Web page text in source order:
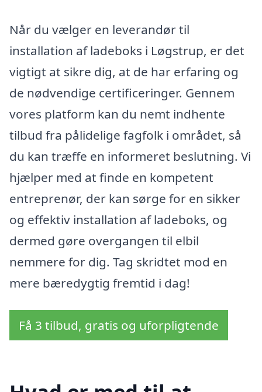
Når du vælger en leverandør til
installation af ladeboks i Løgstrup, er det
vigtigt at sikre dig, at de har erfaring og
de nødvendige certificeringer. Gennem
vores platform kan du nemt indhente
tilbud fra pålidelige fagfolk i området, så
du kan træffe en informeret beslutning. Vi
hjælper med at finde en kompetent
entreprenør, der kan sørge for en sikker
og effektiv installation af ladeboks, og
dermed gøre overgangen til elbil
nemmere for dig. Tag skridtet mod en
mere bæredygtig fremtid i dag!
Få 3 tilbud, gratis og uforpligtende